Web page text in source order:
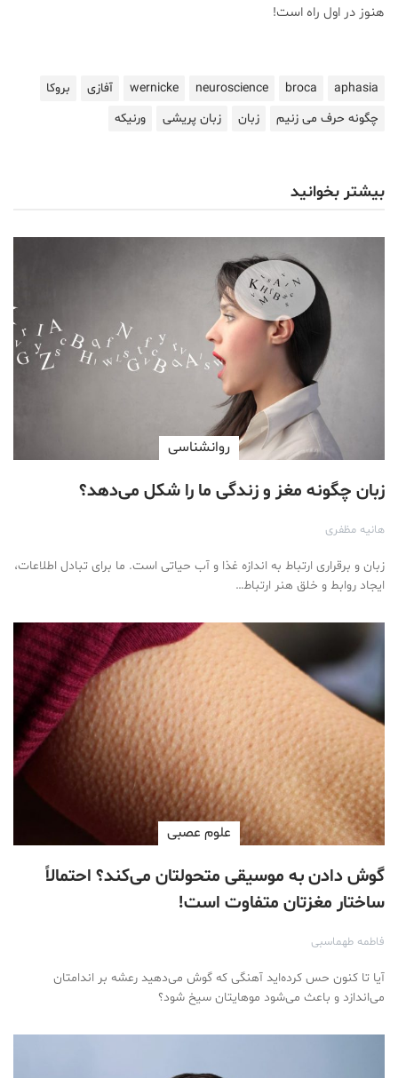
هنوز در اول راه است!
aphasia
broca
neuroscience
wernicke آفازی
بروکا
چگونه حرف می زنیم
زبان زبان پریشی ورنیکه
بیشتر بخوانید
روانشناسی
زبان چگونه مغز و زندگی ما را شکل می‌دهد؟
هانیه مظفری
زبان و برقراری ارتباط به اندازه غذا و آب حیاتی است. ما برای تبادل اطلاعات،
ایجاد روابط و خلق هنر ارتباط…
علوم عصبی
گوش دادن به موسیقی متحولتان می‌کند؟ احتمالاً
ساختار مغزتان متفاوت است!
فاطمه طهماسبی
آیا تا کنون حس کرده‌اید آهنگی که گوش می‌دهید رعشه بر اندامتان
می‌اندازد و باعث می‌شود موهایتان سیخ شود؟